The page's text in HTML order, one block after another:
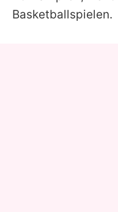
Basketballspielen.